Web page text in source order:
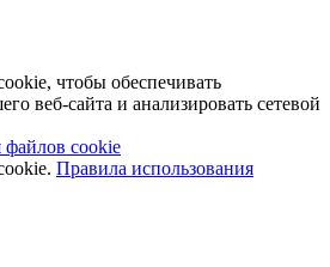
чтобы обеспечивать
веб-сайта и анализировать сетевой
файлов cookie
Правила использования